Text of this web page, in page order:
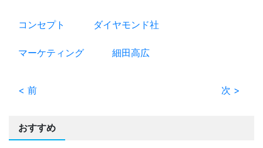
コンセプト ダイヤモンド社
マーケティング 細田高広
< 前 次 >
おすすめ